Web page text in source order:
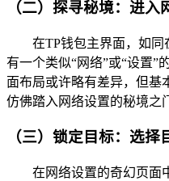
（二）探寻秘境：进入
在TP钱包主界面，如
有一个类似“网络”或“设置”
面布局或许略有差异，但基
仿佛踏入网络设置的秘境之
（三）锁定目标：选择
在网络设置的奇幻页面